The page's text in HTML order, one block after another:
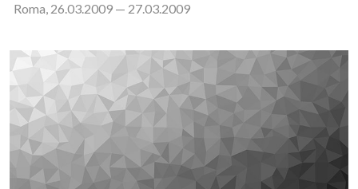
Roma, 26.03.2009 — 27.03.2009